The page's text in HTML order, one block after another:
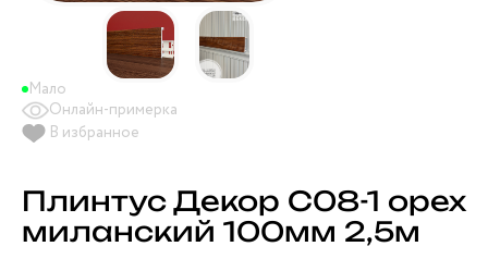
Мало
Онлайн-примерка
В избранное
Плинтус Декор С08-1 орех
миланский 100мм 2,5м